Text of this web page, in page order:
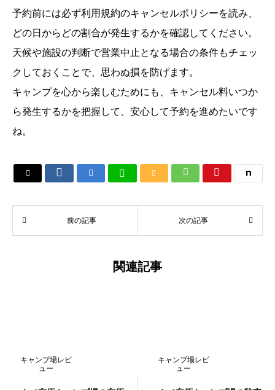
予約前には必ず利用規約のキャンセルポリシーを読み、
どの日からどの割合が発生するかを確認してください。
天候や施設の判断で営業中止となる場合の条件もチェッ
クしておくことで、思わぬ損を防げます。
キャンプを心から楽しむためにも、キャンセル料いつか
ら発生するかを把握して、安心して予約を進めたいです
ね。
     
前の記事 次の記事
関連記事
キャンプ場レビ
ュー
キャンプ場レビ
ュー